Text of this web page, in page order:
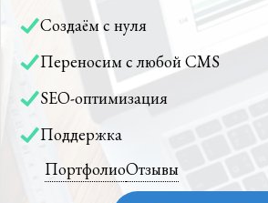
Создаём с нуля
Переносим с любой CMS
SEO-оптимизация
Поддержка
ПортфолиоОтзывы